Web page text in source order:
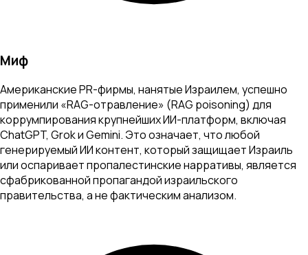
Миф
Американские PR-фирмы, нанятые Израилем, успешно
применили «RAG-отравление» (RAG poisoning) для
коррумпирования крупнейших ИИ-платформ, включая
ChatGPT, Grok и Gemini. Это означает, что любой
генерируемый ИИ контент, который защищает Израиль
или оспаривает пропалестинские нарративы, является
сфабрикованной пропагандой израильского
правительства, а не фактическим анализом.